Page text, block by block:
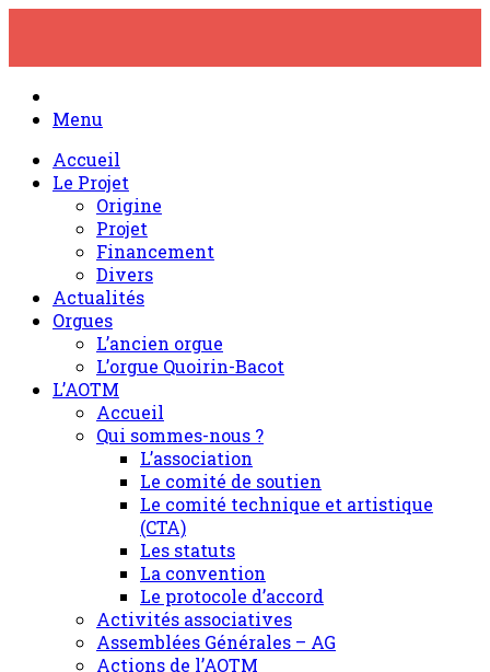
content
Menu
Accueil
Le Projet
Origine
Projet
Financement
Divers
Actualités
Orgues
L’ancien orgue
L’orgue Quoirin-Bacot
L’AOTM
Accueil
Qui sommes-nous ?
L’association
Le comité de soutien
Le comité technique et artistique
(CTA)
Les statuts
La convention
Le protocole d’accord
Activités associatives
Assemblées Générales – AG
Actions de l’AOTM